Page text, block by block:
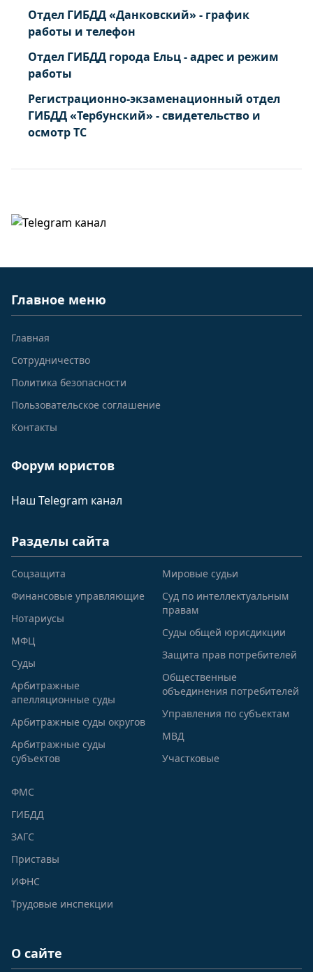
Отдел ГИБДД «Данковский» - график
работы и телефон
Отдел ГИБДД города Ельц - адрес и режим
работы
Регистрационно-экзаменационный отдел
ГИБДД «Тербунский» - свидетельство и
осмотр ТС
Главное меню
Главная
Сотрудничество
Политика безопасности
Пользовательское соглашение
Контакты
Форум юристов
Наш Telegram канал
Разделы сайта
Соцзащита
Финансовые управляющие
Нотариусы
МФЦ
Суды
Арбитражные
апелляционные суды
Арбитражные суды округов
Арбитражные суды
субъектов
Мировые судьи
Суд по интеллектуальным
правам
Суды общей юрисдикции
Защита прав потребителей
Общественные
объединения потребителей
Управления по субъектам
МВД
Участковые
ФМС
ГИБДД
ЗАГС
Приставы
ИФНС
Трудовые инспекции
О сайте